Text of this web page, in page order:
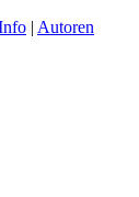
| Autoren